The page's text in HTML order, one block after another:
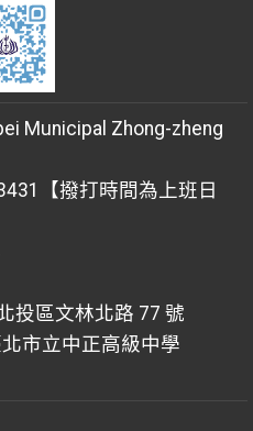
Municipal Zhong-zheng
【撥打時間為上班日
投區文林北路 77 號
市立中正高級中學